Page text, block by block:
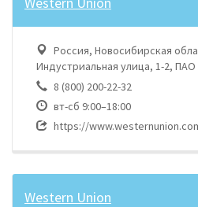
Россия, Новосибирская
Индустриальная улица, 1-2, ПАО
8 (800) 200-22-32
вт-сб 9:00–18:00
https://
Western Union